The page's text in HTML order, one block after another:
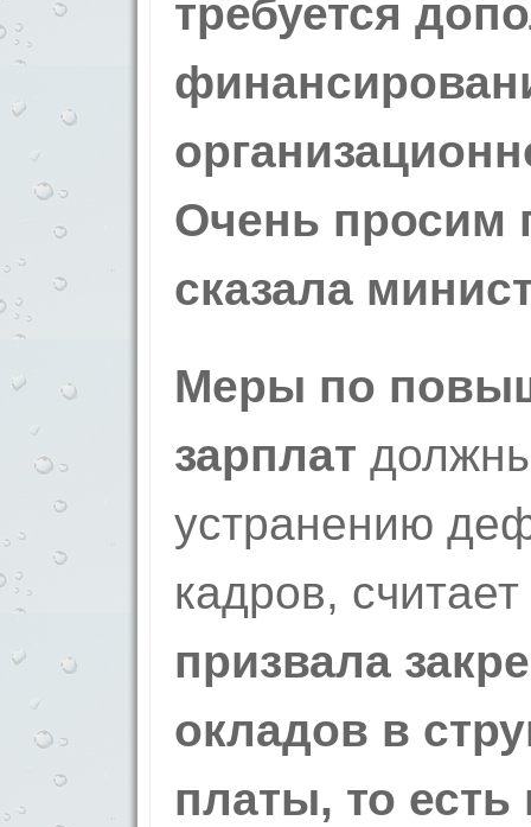
требуется
Очень просим
сказала
Меры по
зарплат
устранению
кадров,
призвала
окладов в
платы, то есть